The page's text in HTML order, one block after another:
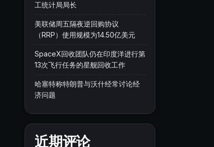
工统计局局长
美联储周五隔夜逆回购协议
（RRP）使用规模为14.50亿美元
SpaceX回收团队仍在印度洋进行第
13次飞行任务的星舰回收工作
哈塞特称特朗普与沃什经常讨论经
济问题
近期评论